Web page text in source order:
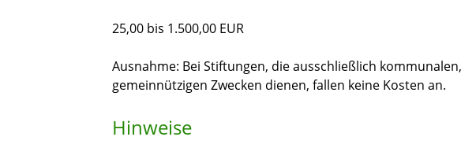
25,00 bis 1.500,00 EUR
Ausnahme: Bei Stiftungen, die ausschließlich
gemeinnützigen Zwecken dienen, fallen keine Kosten an.
Hinweise